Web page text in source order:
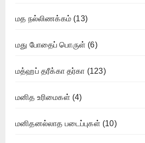
மத நல்லிணக்கம் (13)
மது போதைப் பொருள் (6)
மத்ஹப் தரீக்கா தர்கா (123)
மனித உரிமைகள் (4)
மனிதனல்லாத படைப்புகள் (10)